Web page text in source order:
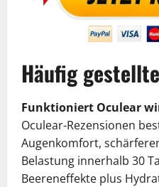
Häufig
Funktioniert Oculear
Oculear-Rezensionen
Augenkomfort,
Belastung innerhalb 30
Beereneffekte plus